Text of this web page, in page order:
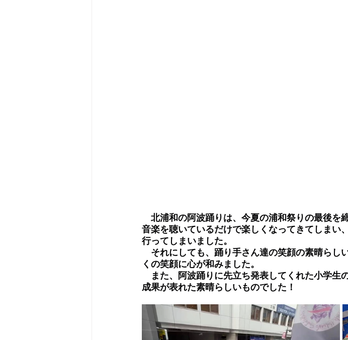
北浦和の阿波踊りは、今夏の浦和祭りの最後を
音楽を聴いているだけで楽しくなってきてしまい
行ってしまいました。
それにしても、踊り手さん達の笑顔の素晴らし
くの笑顔に心が和みました。
また、阿波踊りに先立ち発表してくれた小学生
成果が表れた素晴らしいものでした！